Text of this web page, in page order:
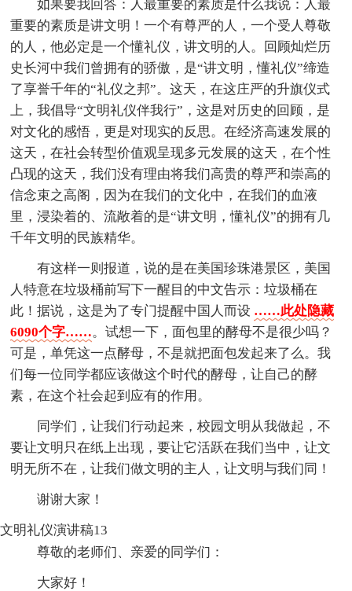
如果要我回答：人最重要的素质是什么我说：人最
重要的素质是讲文明！一个有尊严的人，一个受人尊敬
的人，他必定是一个懂礼仪，讲文明的人。回顾灿烂历
史长河中我们曾拥有的骄傲，是“讲文明，懂礼仪”缔造
了享誉千年的“礼仪之邦”。这天，在这庄严的升旗仪式
上，我倡导“文明礼仪伴我行”，这是对历史的回顾，是
对文化的感悟，更是对现实的反思。在经济高速发展的
这天，在社会转型价值观呈现多元发展的这天，在个性
凸现的这天，我们没有理由将我们高贵的尊严和崇高的
信念束之高阁，因为在我们的文化中，在我们的血液
里，浸染着的、流敞着的是“讲文明，懂礼仪”的拥有几
千年文明的民族精华。
有这样一则报道，说的是在美国珍珠港景区，美国
人特意在垃圾桶前写下一醒目的中文告示：垃圾桶在
此！据说，这是为了专门提醒中国人而设 ……此处隐藏
6090个字……。试想一下，面包里的酵母不是很少吗？
可是，单凭这一点酵母，不是就把面包发起来了么。我
们每一位同学都应该做这个时代的酵母，让自己的酵
素，在这个社会起到应有的作用。
同学们，让我们行动起来，校园文明从我做起，不
要让文明只在纸上出现，要让它活跃在我们当中，让文
明无所不在，让我们做文明的主人，让文明与我们同！
谢谢大家！
文明礼仪演讲稿13
尊敬的老师们、亲爱的同学们：
大家好！